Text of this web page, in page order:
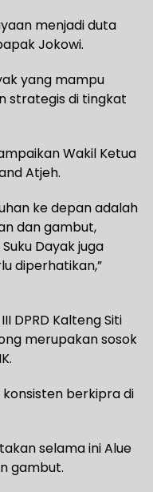
menjadi duta
Jokowi.
yang mampu
strategis di tingkat
Wakil Ketua
Atjeh.
ke depan adalah
dan gambut,
Dayak juga
diperhatikan,”
DPRD Kalteng Siti
merupakan sosok
konsisten berkipra di
selama ini Alue
gambut.